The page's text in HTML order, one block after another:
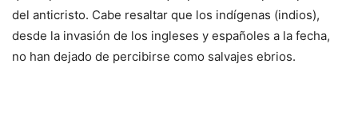
del anticristo. Cabe resaltar que los indígenas (indios),
desde la invasión de los ingleses y españoles a la fecha,
no han dejado de percibirse como salvajes ebrios.